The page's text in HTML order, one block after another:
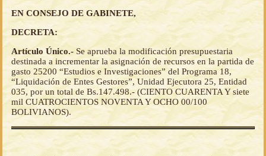
EN CONSEJO DE GABINETE,
DECRETA:
Artículo Único.- Se aprueba la modificación presupuestaria
destinada a incrementar la asignación de recursos en la partida de
gasto 25200 “Estudios e Investigaciones” del Programa 18,
“Liquidación de Entes Gestores”, Unidad Ejecutora 25, Entidad
035, por un total de Bs.147.498.- (CIENTO CUARENTA Y siete
mil CUATROCIENTOS NOVENTA Y OCHO 00/100
BOLIVIANOS).